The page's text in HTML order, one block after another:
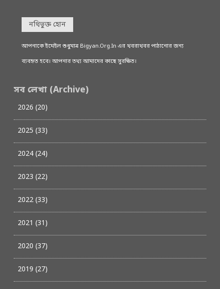
নথিভুক্ত হোন
আপনাকে ইমেইল শুধুমাত্র Bigyan.Org.In এর খবরাখবর পাঠানোর জন্য
ব্যবহৃত হবে। আপনার তথ্য আমাদের কাছে সুরক্ষিত।
সব লেখা (Archive)
2026 (20)
2025 (33)
2024 (24)
2023 (22)
2022 (33)
2021 (31)
2020 (37)
2019 (27)